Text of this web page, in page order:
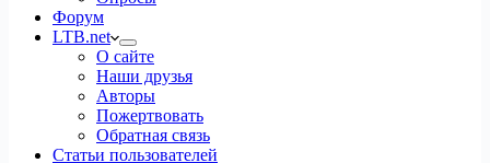
Форум
LTB.net
О сайте
Наши друзья
Авторы
Пожертвовать
Обратная связь
Статьи пользователей